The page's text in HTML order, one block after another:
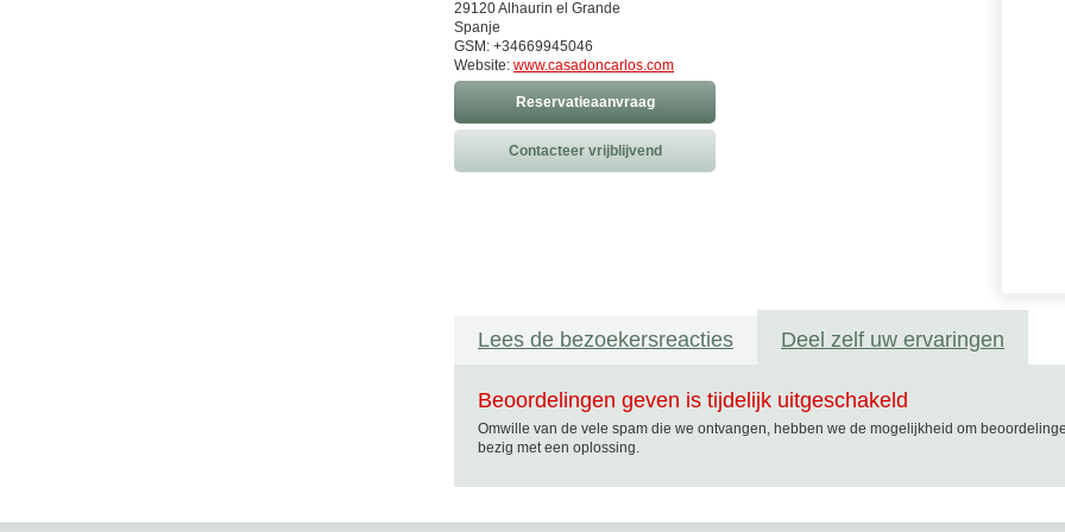
29120 Alhaurin el Grande
Spanje
GSM: +34669945046
Website: www.casadoncarlos.com
Reservatieaanvraag
Contacteer vrijblijvend
Lees de bezoekersreacties Deel zelf uw ervaringen
Beoordelingen geven is tijdelijk uitgeschakeld
Omwille van de vele spam die we ontvangen, hebben we de mogelijkheid om
bezig met een oplossing.